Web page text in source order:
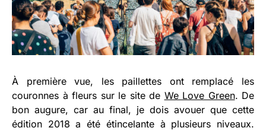
À première vue, les paillettes ont remplacé les
couronnes à fleurs sur le site de We Love Green. De
bon augure, car au final, je dois avouer que cette
édition 2018 a été étincelante à plusieurs niveaux.